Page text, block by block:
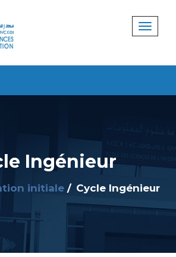
Ingénieur
initiale Cycle Ingénieur